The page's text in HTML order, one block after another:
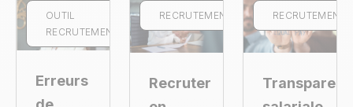
OUTIL
RECRUTEMENT
Erreurs
RECRUTEMENT
Recruter
RECRUTEMENT